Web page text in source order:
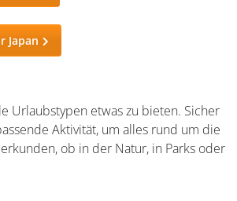
Japan
Urlaubstypen etwas zu bieten. Sicher
Aktivität, um alles rund um die
ob in der Natur, in Parks oder